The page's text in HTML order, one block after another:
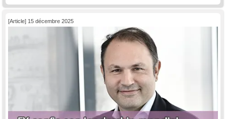
[Article] 15 décembre 2025